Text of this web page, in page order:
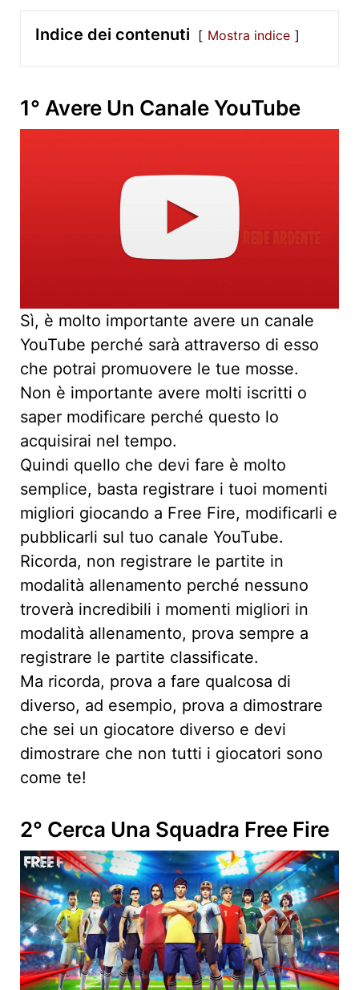
Indice dei contenuti Mostra indice
1° Avere Un Canale YouTube
Sì, è molto importante avere un canale
YouTube perché sarà attraverso di esso
che potrai promuovere le tue mosse.
Non è importante avere molti iscritti o
saper modificare perché questo lo
acquisirai nel tempo.
Quindi quello che devi fare è molto
semplice, basta registrare i tuoi momenti
migliori giocando a Free Fire, modificarli e
pubblicarli sul tuo canale YouTube.
Ricorda, non registrare le partite in
modalità allenamento perché nessuno
troverà incredibili i momenti migliori in
modalità allenamento, prova sempre a
registrare le partite classificate.
Ma ricorda, prova a fare qualcosa di
diverso, ad esempio, prova a dimostrare
che sei un giocatore diverso e devi
dimostrare che non tutti i giocatori sono
come te!
2° Cerca Una Squadra Free Fire